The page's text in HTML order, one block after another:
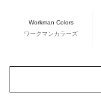
Workman Colors
ワークマンカラーズ